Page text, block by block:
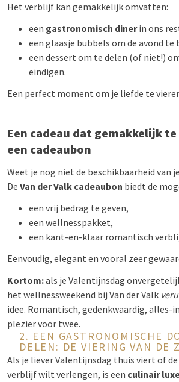
Het verblijf kan gemakkelijk omvatten:
een gastronomisch dinerin ons
een glaasje bubbels om de avond te
een dessert om te delen (of niet!)
eindigen.
Een perfect moment om je liefde te
Een cadeau dat gemakkelijk
een cadeaubon
Weet je nog niet de beschikbaarheid van
De Van der Valk cadeaubon biedt de
een vrij bedrag te geven,
een wellnesspakket,
een kant-en-klaar romantisch
Eenvoudig, elegant en vooral zeer
Kortom:als je Valentijnsdag
het wellnessweekend bij Van der Valk
idee. Romantisch, gedenkwaardig, alles-
plezier voor twee.
2. EEN GASTRONOMISCHE
DELEN: DE VIERING VAN DE
Als je liever Valentijnsdag thuis viert of
verblijf wilt verlengen, is een culinair